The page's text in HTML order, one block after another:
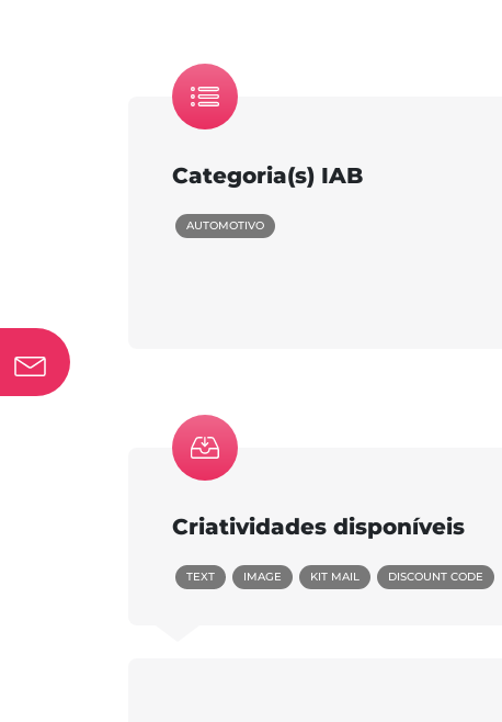
Categoria(s) IAB
AUTOMOTIVO
Criatividades disponíveis
TEXT IMAGE KIT MAIL DISCOUNT CODE